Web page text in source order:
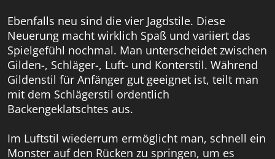
Ebenfalls neu sind die vier Jagdstile. Diese
Neuerung macht wirklich Spaß und variiert das
Spielgefühl nochmal. Man unterscheidet zwischen
Gilden-, Schläger-, Luft- und Konterstil. Während
Gildenstil für Anfänger gut geeignet ist, teilt man
mit dem Schlägerstil ordentlich
Backengeklatschtes aus.
Im Luftstil wiederrum ermöglicht man, schnell ein
Monster auf den Rücken zu springen, um es